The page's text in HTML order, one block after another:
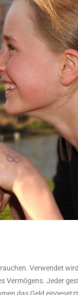
Verwendet
Vermögens. Jeder
das Geld